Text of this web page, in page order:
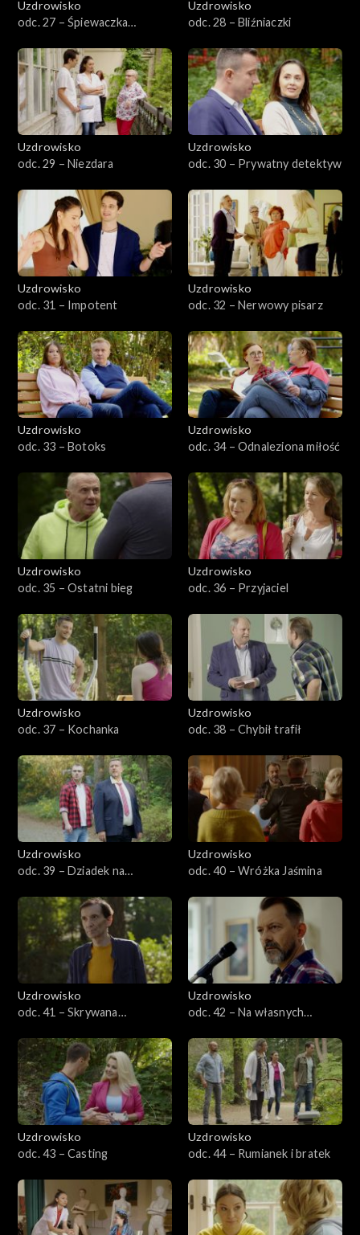
Uzdrowisko
odc. 27 – Śpiewaczka
Uzdrowisko
odc. 28 – Bliźniaczki
Uzdrowisko
odc. 29 – Niezdara
Uzdrowisko
odc. 30 – Prywatny detektyw
Uzdrowisko
odc. 31 – Impotent
Uzdrowisko
odc. 32 – Nerwowy pisarz
Uzdrowisko
odc. 33 – Botoks
Uzdrowisko
odc. 34 – Odnaleziona miłość
Uzdrowisko
odc. 35 – Ostatni bieg
Uzdrowisko
odc. 36 – Przyjaciel
Uzdrowisko
odc. 37 – Kochanka
Uzdrowisko
odc. 38 – Chybił trafił
Uzdrowisko
odc. 39 – Dziadek na
Uzdrowisko
odc. 40 – Wróżka Jaśmina
Uzdrowisko
odc. 41 – Skrywana
Uzdrowisko
odc. 42 – Na własnych
Uzdrowisko
odc. 43 – Casting
Uzdrowisko
odc. 44 – Rumianek i bratek